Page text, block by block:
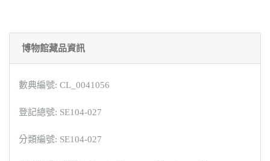
博物館藏品資訊
數典編號: CL_0041056
登記總號: SE104-027
分類編號: SE104-027